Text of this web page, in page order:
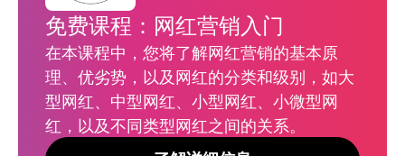
免费课程：网红营销入门
在本课程中，您将了解网红营销的基本原
理、优劣势，以及网红的分类和级别，如大
型网红、中型网红、小型网红、小微型网
红，以及不同类型网红之间的关系。